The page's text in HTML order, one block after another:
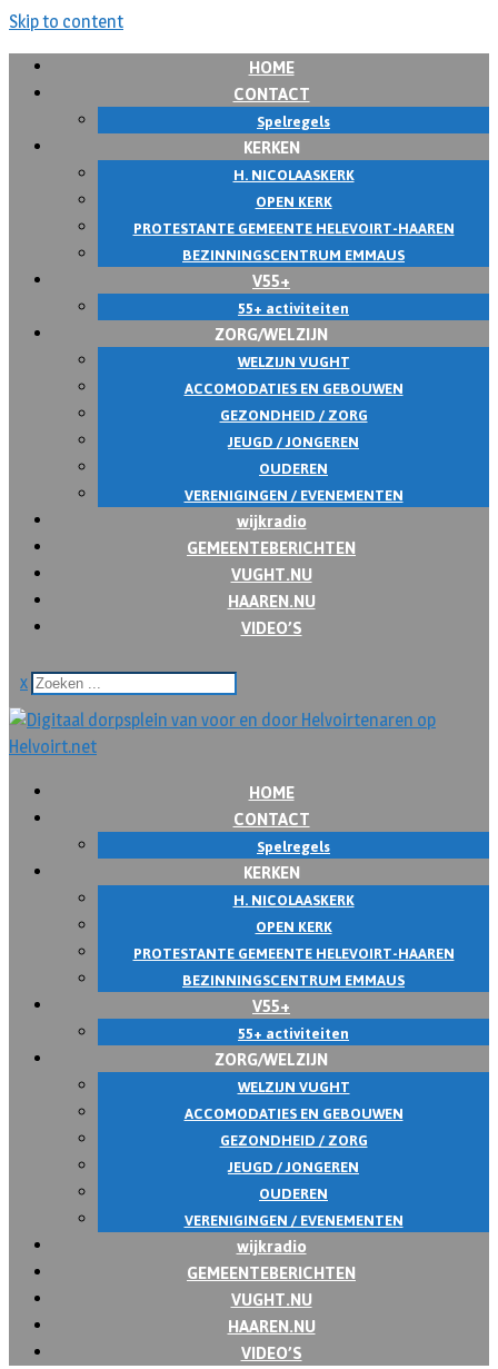
Skip to content
HOME
CONTACT
Spelregels
KERKEN
H. NICOLAASKERK
OPEN KERK
PROTESTANTE GEMEENTE HELEVOIRT-HAAREN
BEZINNINGSCENTRUM EMMAUS
V55+
55+ activiteiten
ZORG/WELZIJN
WELZIJN VUGHT
ACCOMODATIES EN GEBOUWEN
GEZONDHEID / ZORG
JEUGD / JONGEREN
OUDEREN
VERENIGINGEN / EVENEMENTEN
wijkradio
GEMEENTEBERICHTEN
VUGHT.NU
HAAREN.NU
VIDEO’S
x
HOME
CONTACT
Spelregels
KERKEN
H. NICOLAASKERK
OPEN KERK
PROTESTANTE GEMEENTE HELEVOIRT-HAAREN
BEZINNINGSCENTRUM EMMAUS
V55+
55+ activiteiten
ZORG/WELZIJN
WELZIJN VUGHT
ACCOMODATIES EN GEBOUWEN
GEZONDHEID / ZORG
JEUGD / JONGEREN
OUDEREN
VERENIGINGEN / EVENEMENTEN
wijkradio
GEMEENTEBERICHTEN
VUGHT.NU
HAAREN.NU
VIDEO’S